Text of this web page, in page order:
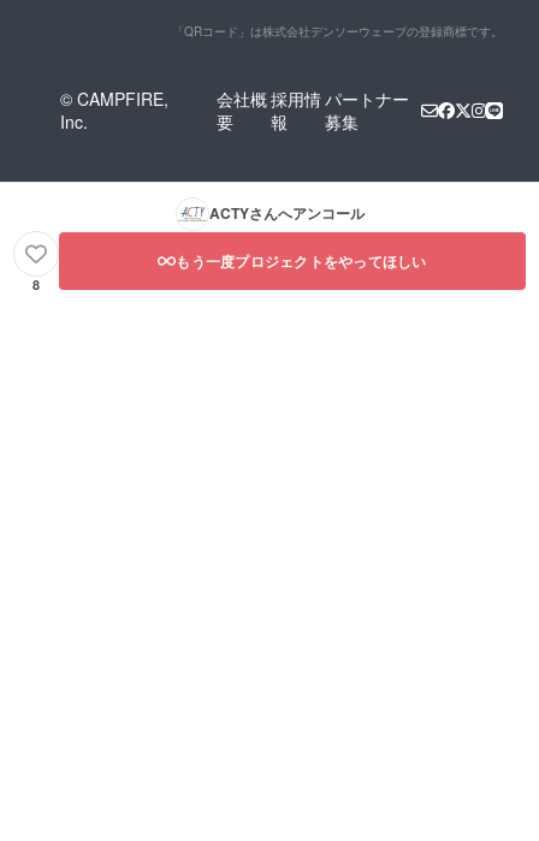
「QRコード」は株式会社デンソーウェーブの登録商標です。
© CAMPFIRE,
Inc.
会社概
要
採用情
報
パートナー
募集
ACTYさんへアンコール
8
もう一度プロジェクトをやってほしい